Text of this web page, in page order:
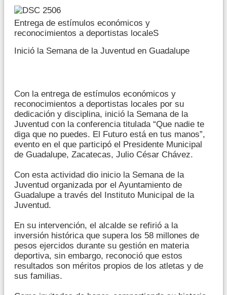
Entrega de estímulos económicos y
reconocimientos a deportistas localeS
Inició la Semana de la Juventud en Guadalupe
Con la entrega de estímulos económicos y
reconocimientos a deportistas locales por su
dedicación y disciplina, inició la Semana de la
Juventud con la conferencia titulada “Que nadie te
diga que no puedes. El Futuro está en tus manos”,
evento en el que participó el Presidente Municipal
de Guadalupe, Zacatecas, Julio César Chávez.
Con esta actividad dio inicio la Semana de la
Juventud organizada por el Ayuntamiento de
Guadalupe a través del Instituto Municipal de la
Juventud.
En su intervención, el alcalde se refirió a la
inversión histórica que supera los 58 millones de
pesos ejercidos durante su gestión en materia
deportiva, sin embargo, reconoció que estos
resultados son méritos propios de los atletas y de
sus familias.